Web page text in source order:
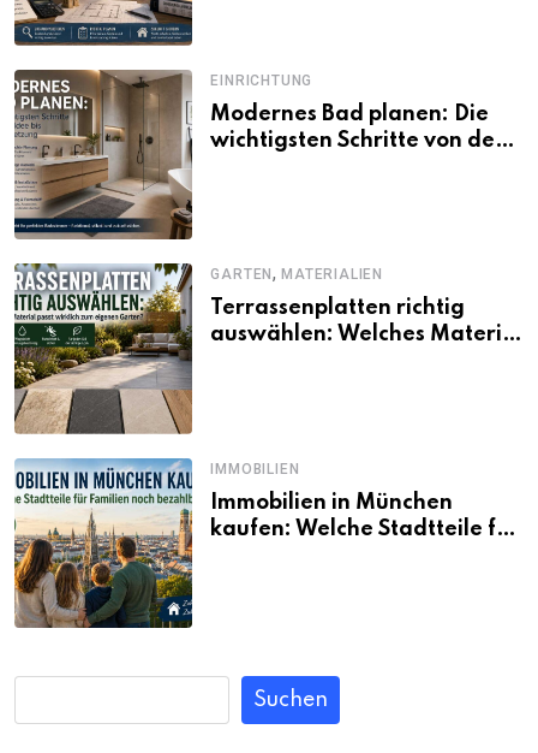
EINRICHTUNG
Modernes Bad planen: Die
wichtigsten Schritte von der
GARTEN,MATERIALIEN
Terrassenplatten richtig
auswählen: Welches Material
IMMOBILIEN
Immobilien in München
kaufen: Welche Stadtteile für
Suchen